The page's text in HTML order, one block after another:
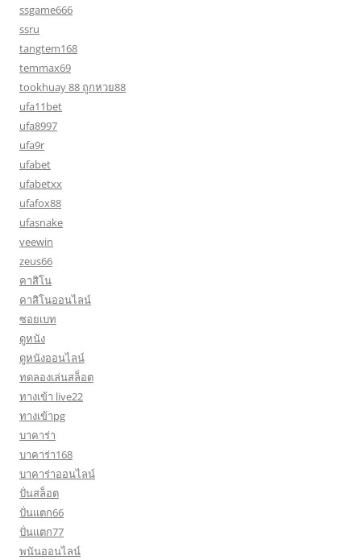
ssgame666
ssru
tangtem168
temmax69
tookhuay 88 ถูกหวย88
ufa11bet
ufa8997
ufa9r
ufabet
ufabetxx
ufafox88
ufasnake
veewin
zeus66
คาสิโน
คาสิโนออนไลน์
ซอยเบท
ดูหนัง
ดูหนังออนไลน์
ทดลองเล่นสล็อต
ทางเข้า live22
ทางเข้าpg
บาคาร่า
บาคาร่า168
บาคาร่าออนไลน์
ปั่นสล็อต
ปั่นแตก66
ปั่นแตก77
พนันออนไลน์